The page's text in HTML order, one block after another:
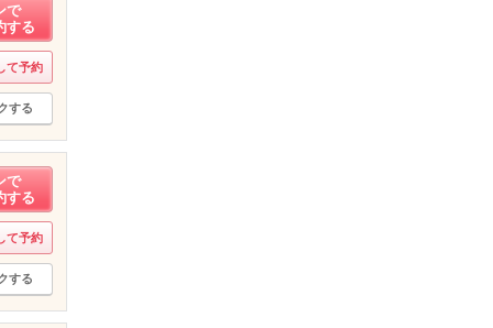
で
する
て予約
する
で
する
て予約
する